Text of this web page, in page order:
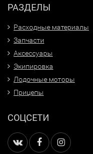
РАЗДЕЛЫ
Расходные материалы
Запчасти
Аксессуары
Экипировка
Лодочные моторы
Прицепы
СОЦСЕТИ